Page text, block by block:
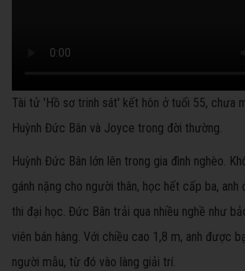
Tài tử 'Hồ sơ trinh sát' kết hôn ở tuổi 55, chưa
Huỳnh Đức Bân và Joyce trong đời thường.
Huỳnh Đức Bân lớn lên trong gia đình nghèo.
gánh nặng cho người thân, học hết cấp ba, anh
thi đại học. Đức Bân trải qua nhiều nghề như
viên bán hàng. Với chiều cao 1,8 m, anh được
người mẫu, từ đó vào làng giải trí.